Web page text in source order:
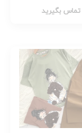
کد G4396
تماس بگیرید